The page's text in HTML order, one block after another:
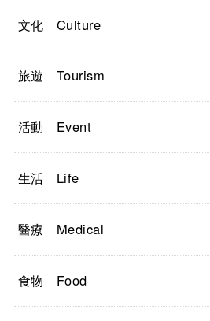
文化 Culture
旅遊 Tourism
活動 Event
生活 Life
醫療 Medical
食物 Food